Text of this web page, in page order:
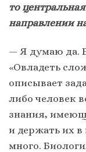
то
направлении
— Я думаю да.
«Овладеть
описывает
либо человек
знания,
и держать их в
много.